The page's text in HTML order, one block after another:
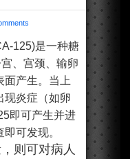
125)是一种糖
、宫颈、输卵
面产生。当上
现炎症（如卵
即可产生并进
可发现。
则可对病人